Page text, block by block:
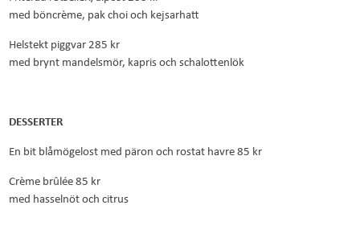
med böncrème, pak choi och kejsarhatt
Helstekt piggvar 285 kr
med brynt mandelsmör, kapris och schalottenlök
DESSERTER
En bit blåmögelost med päron och rostat havre 85 kr
Crème brûlée 85 kr
med hasselnöt och citrus